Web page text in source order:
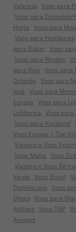
Valencia Voos para
Voos para Dusseldorf
Horta Voos para
Voos para Hamburgo
para Dakar Voos
Voos para Rhodes
para Riga Voos para
Orlando Voos para
José Voos para
Europa Voos para
Lufthansa Voos para
Voos para Auckland
Voos Europa | Top
Viagens e Voos
Voos Malta Voos
Viagens e Voos África
Verde Voos Brasil
Dominicana Voos
Diego Voos para
Airlines Voos TAP
Airways